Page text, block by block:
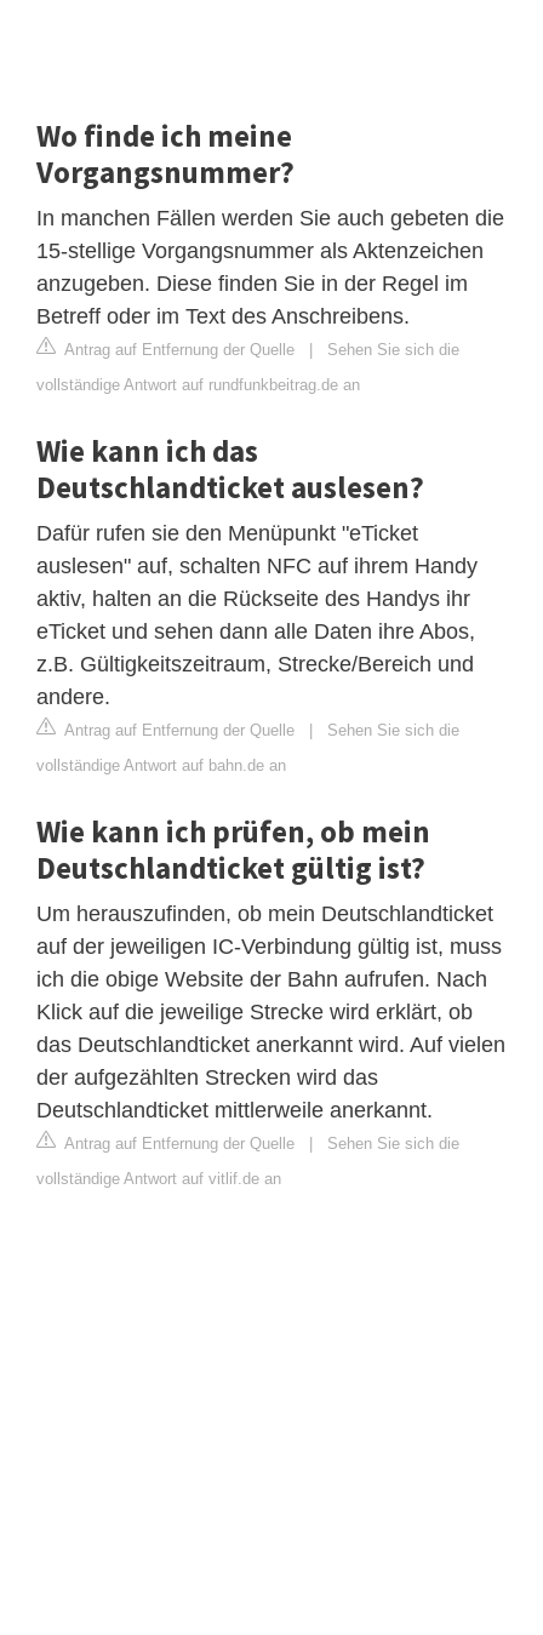
Wo finde ich meine
Vorgangsnummer?
In manchen Fällen werden Sie auch gebeten die
15-stellige Vorgangsnummer als Aktenzeichen
anzugeben. Diese finden Sie in der Regel im
Betreff oder im Text des Anschreibens.
Antrag auf Entfernung der Quelle | Sehen Sie sich die
vollständige Antwort auf rundfunkbeitrag.de an
Wie kann ich das
Deutschlandticket auslesen?
Dafür rufen sie den Menüpunkt "eTicket
auslesen" auf, schalten NFC auf ihrem Handy
aktiv, halten an die Rückseite des Handys ihr
eTicket und sehen dann alle Daten ihre Abos,
z.B. Gültigkeitszeitraum, Strecke/Bereich und
andere.
Antrag auf Entfernung der Quelle | Sehen Sie sich die
vollständige Antwort auf bahn.de an
Wie kann ich prüfen, ob mein
Deutschlandticket gültig ist?
Um herauszufinden, ob mein Deutschlandticket
auf der jeweiligen IC-Verbindung gültig ist, muss
ich die obige Website der Bahn aufrufen. Nach
Klick auf die jeweilige Strecke wird erklärt, ob
das Deutschlandticket anerkannt wird. Auf vielen
der aufgezählten Strecken wird das
Deutschlandticket mittlerweile anerkannt.
Antrag auf Entfernung der Quelle | Sehen Sie sich die
vollständige Antwort auf vitlif.de an